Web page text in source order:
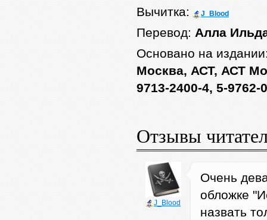
Вычитка: J_Blood
Перевод: Алла
Основано на
Москва, АСТ, АСТ
9713-2400-4, 5-9762-
Отзывы
J_Blood
Очень
обложке
назвать